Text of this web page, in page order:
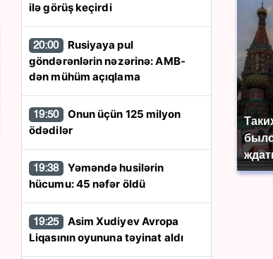
было
ilə görüş keçirdi
20:00
göndərənlərin nəzərinə: AMB-
dən mühüm açıqlama
19:50
ödədilər
19:38
hücumu: 45 nəfər öldü
19:25
Liqasının oyununa təyinat aldı